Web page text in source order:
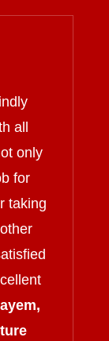
all
only
for
taking